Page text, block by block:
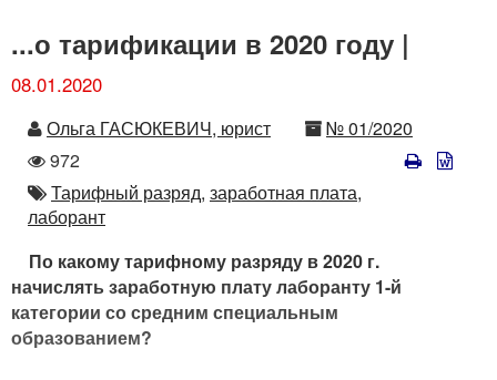
...о тарификации в 2020 году |
08.01.2020
Автор
Ольга ГАСЮКЕВИЧ, юрист Номер
№ 01/2020
Количество
просмотров
972
Автор
Тарифный разряд, заработная плата,
лаборант
По какому тарифному разряду в 2020 г.
начислять заработную плату лаборанту 1-й
категории со средним специальным
образованием?